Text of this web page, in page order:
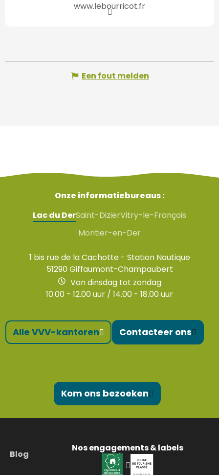
www.lebourricot.fr
Een fout melden
Onze informatiebureaus :
Lac du DerSaint-DizierVitry-le-François
Montier-en-Der
1 bis rue de la Cachotte - Station Nautique
51290 Giffaumont-Champaubert
Van dinsdag tot zondag
10.00 - 12.00 uur / 14.00 - 18.00 uur
Alle VVV-kantoren Contacteer ons
Kom ons bezoeken
Blog
Nos engagements & labels